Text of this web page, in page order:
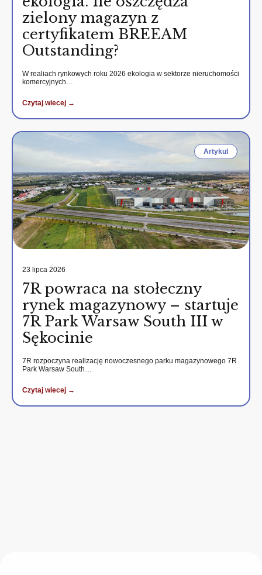
zielony magazyn z
certyfikatem BREEAM
Outstanding?
W realiach rynkowych roku 2026 ekologia w sektorze nieruchomości
komercyjnych…
Czytaj wiecej →
Artykul
23 lipca 2026
7R powraca na stołeczny
rynek magazynowy – startuje
7R Park Warsaw South III w
Sękocinie
7R rozpoczyna realizację nowoczesnego parku magazynowego 7R
Park Warsaw South…
Czytaj wiecej →